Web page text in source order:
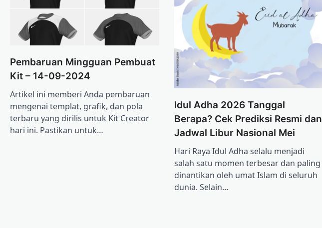
Pembaruan Mingguan Pembuat
Kit – 14-09-2024
Artikel ini memberi Anda pembaruan
mengenai templat, grafik, dan pola
terbaru yang dirilis untuk Kit Creator
hari ini. Pastikan untuk…
Idul Adha 2026 Tanggal
Berapa? Cek Prediksi Resmi dan
Jadwal Libur Nasional Mei
Hari Raya Idul Adha selalu menjadi
salah satu momen terbesar dan paling
dinantikan oleh umat Islam di seluruh
dunia. Selain…